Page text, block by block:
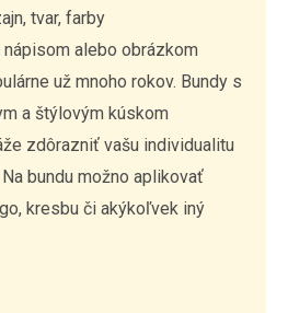
tvar, farby
alebo obrázkom
už mnoho rokov. Bundy s
a štýlovým kúskom
zdôrazniť vašu individualitu
bundu možno aplikovať
kresbu či akýkoľvek iný